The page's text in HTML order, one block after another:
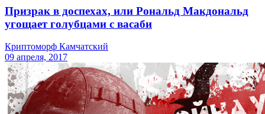
Призрак в доспехах, или Рональд Макдональд
угощает голубцами с васаби
Криптоморф Камчатский
09 апреля, 2017